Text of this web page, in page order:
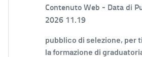
Contenuto Web - Data di
2026 11.19
pubblico di selezione, per
la formazione di